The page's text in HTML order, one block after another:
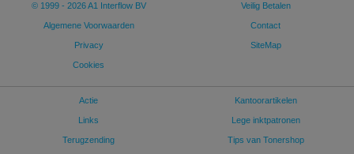
© 1999 - 2026 A1 Interflow BV
Algemene Voorwaarden
Privacy
Cookies
Veilig Betalen
Contact
SiteMap
Actie
Links
Terugzending
Kantoorartikelen
Lege inktpatronen
Tips van Tonershop